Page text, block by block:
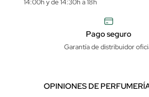
14:00h y de 14:30h a 18h
Pago seguro
Garantía de distribuidor
OPINIONES DE